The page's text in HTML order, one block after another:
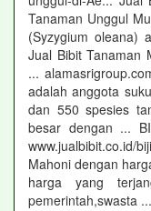
Tanaman Unggul
(Syzygium oleana)
Jual Bibit Tanaman
...
adalah anggota
dan 550 spesies
besar dengan ...
Mahoni dengan
harga yang
pemerintah,swasta ...